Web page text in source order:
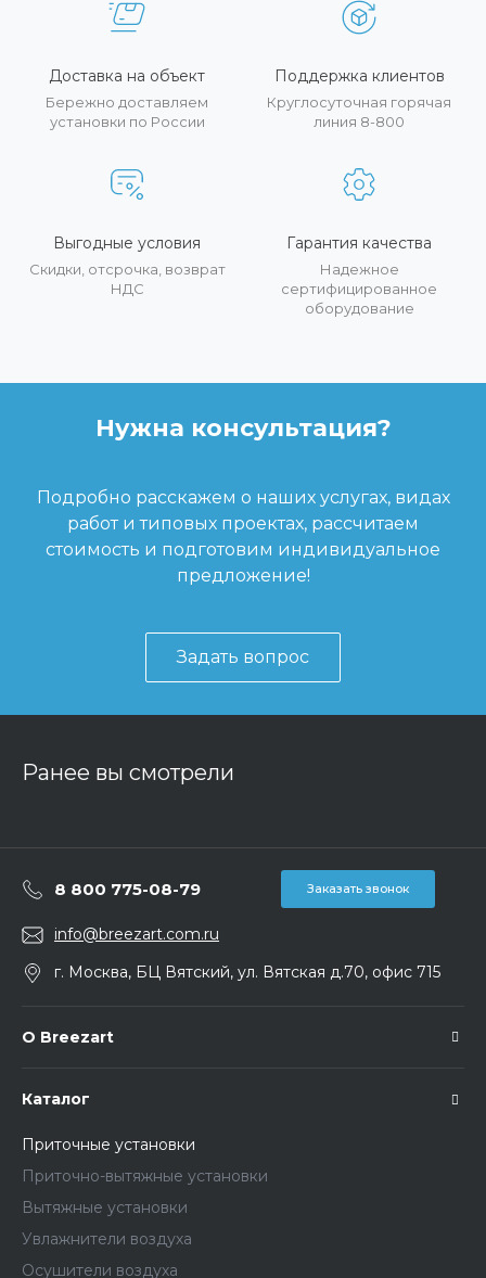
Доставка на объект
Бережно доставляем
установки по России
Поддержка клиентов
Круглосуточная горячая
линия 8-800
Выгодные условия
Скидки, отсрочка, возврат
НДС
Гарантия качества
Надежное
сертифицированное
оборудование
Нужна консультация?
Подробно расскажем о наших услугах, видах
работ и типовых проектах, рассчитаем
стоимость и подготовим индивидуальное
предложение!
Задать вопрос
Ранее вы смотрели
8 800 775-08-79 Заказать звонок
info@breezart.com.ru
г. Москва, БЦ Вятский, ул. Вятская д.70, офис 715
О Breezart
Каталог
Приточные установки
Приточно-вытяжные установки
Вытяжные установки
Увлажнители воздуха
Осушители воздуха